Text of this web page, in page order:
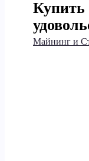
Купить
Майнинг и